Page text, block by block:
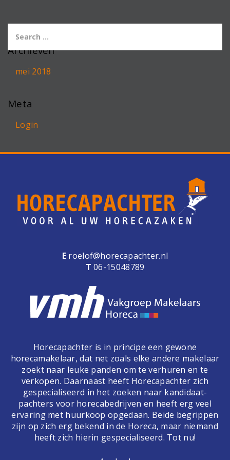
Archieven
mei 2018
Meta
Login
E roelof@horecapachter.nl
T 06-15048789
Horecapachter is in principe een gewone
horecamakelaar, dat net zoals elke andere makelaar
zoekt naar leuke panden om te verhuren en te
verkopen. Daarnaast heeft Horecapachter zich
gespecialiseerd in het zoeken naar kandidaat-
pachters voor horecabedrijven en heeft erg veel
ervaring met huurkoop opgedaan. Beide begrippen
zijn op zich erg bekend in de Horeca, maar niemand
heeft zich hierin gespecialiseerd. Tot nu!